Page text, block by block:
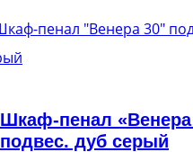
Шкаф-пенал «Венера
подвес. дуб серый